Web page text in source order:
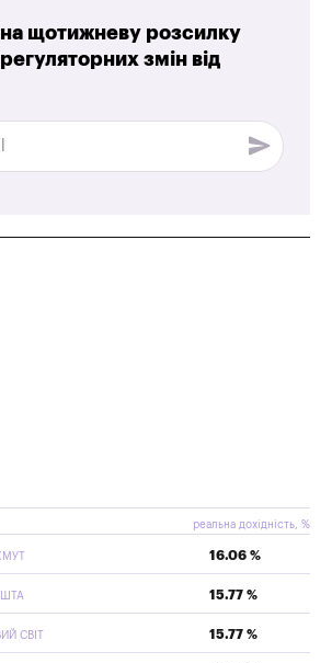
щотижневу розсилку
змін від
реальна дохідність, %
16.06 %
15.77 %
СВІТ 15.77 %